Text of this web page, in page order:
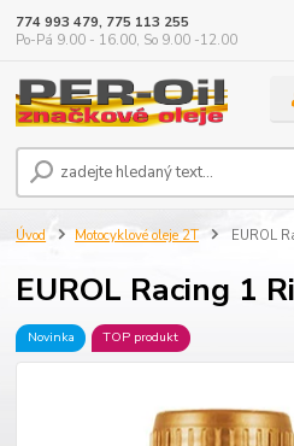
774 993 479, 775 113 255
Po-Pá 9.00 - 16.00, So 9.00 -12.00
Úvod Motocyklové oleje 2T EUROL
EUROL Racing 1
Novinka TOP produkt